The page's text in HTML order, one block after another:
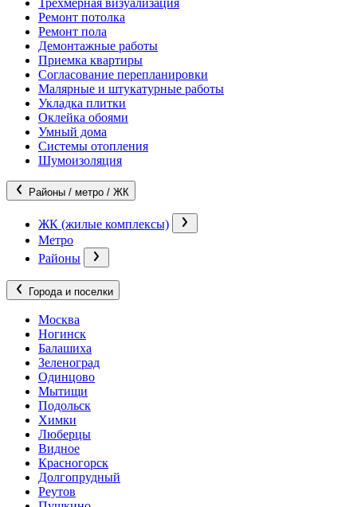
Трехмерная визуализация
Ремонт потолка
Ремонт пола
Демонтажные работы
Приемка квартиры
Согласование перепланировки
Малярные и штукатурные работы
Укладка плитки
Оклейка обоями
Умный дома
Системы отопления
Шумоизоляция
Районы / метро / ЖК
ЖК (жилые комплексы)
Метро
Районы
Города и поселки
Москва
Ногинск
Балашиха
Зеленоград
Одинцово
Мытищи
Подольск
Химки
Люберцы
Видное
Красногорск
Долгопрудный
Реутов